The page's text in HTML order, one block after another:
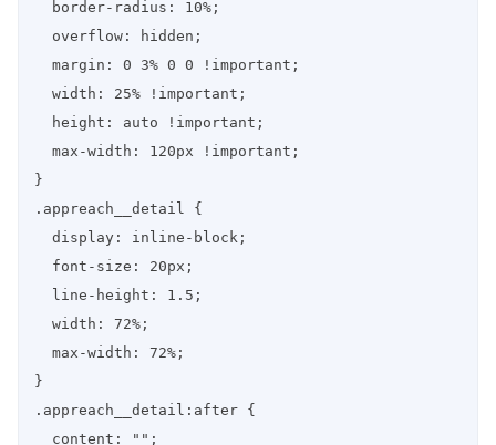
  margin: 0 3% 0 0 !important;
  width: 25% !important;
  max-width: 120px !important;
}
.appreach__detail {
  display: inline-block;
  width: 72%;
  max-width: 72%;
}
.appreach__detail:after {